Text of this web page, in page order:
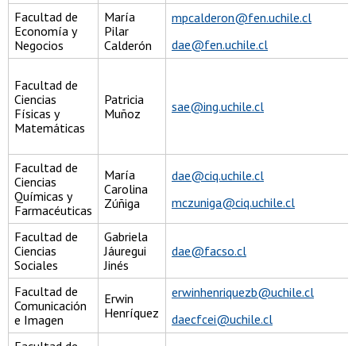
Facultad de
Economía y
Negocios
María
Pilar
Calderón
mpcalderon@fen.uchile.cl
dae@fen.uchile.cl
Facultad de
Ciencias
Físicas y
Matemáticas
Patricia
Muñoz
sae@ing.uchile.cl
Facultad de
Ciencias
Químicas y
Farmacéuticas
María
Carolina
Zúñiga
dae@ciq.uchile.cl
mczuniga@ciq.uchile.cl
Facultad de
Ciencias
Sociales
Gabriela
Jáuregui
Jinés
dae@facso.cl
Facultad de
Comunicación
e Imagen
Erwin
Henríquez
erwinhenriquezb@uchile.cl
daecfcei@uchile.cl